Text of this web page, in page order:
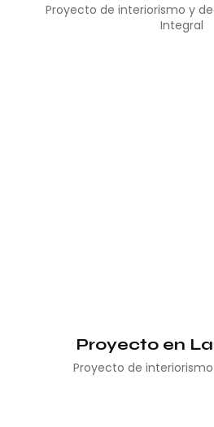
Proyecto de interiorismo y
Integral
Proyecto en
Proyecto de